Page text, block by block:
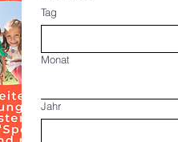
Tag
Monat
Jahr